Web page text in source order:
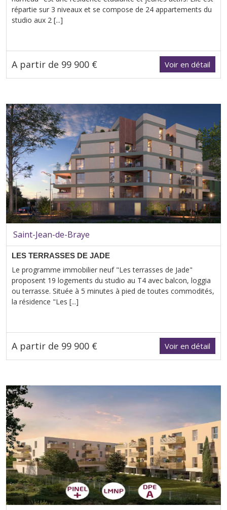
répartie sur 3 niveaux et se compose de 24 appartements du
studio aux 2 [...]
A partir de 99 900 € Voir en détail
Saint-Jean-de-Braye
LES TERRASSES DE JADE
Le programme immobilier neuf "Les terrasses de Jade"
proposent 19 logements du studio au T4 avec balcon, loggia
ou terrasse. Située à 5 minutes à pied de toutes commodités,
la résidence "Les [...]
A partir de 99 900 € Voir en détail